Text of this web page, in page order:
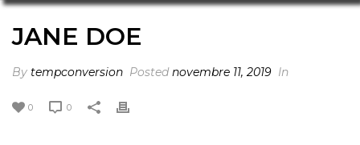
JANE DOE
By tempconversion Postednovembre 11, 2019 In
0 0